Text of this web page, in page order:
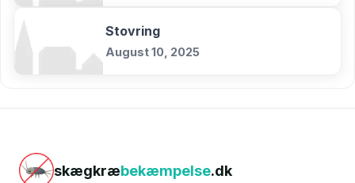
Stovring
August 10, 2025
skægkræbekæmpelse.dk